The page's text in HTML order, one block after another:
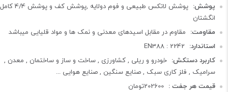
پوشش:
پوشش لاتکس طبیعی و فوم دولایه ,پوشش کف و پوشش 4/4 کامل
انگشتان
مقاومت: مقاوم در مقابل اسیدهای معدنی و نمک ها و مواد قلیایی میباشد
استاندارد: EN388 : 2242
کاربرد دستکش: خودرو و ریلی , کشاورزی , ساخت و ساز و ساختمان , معدن ,
سرامیک , فلز کاری سبک , صنایع سنگین , صنایع هوایی ...
قیمت هر جفت : 202600تومان